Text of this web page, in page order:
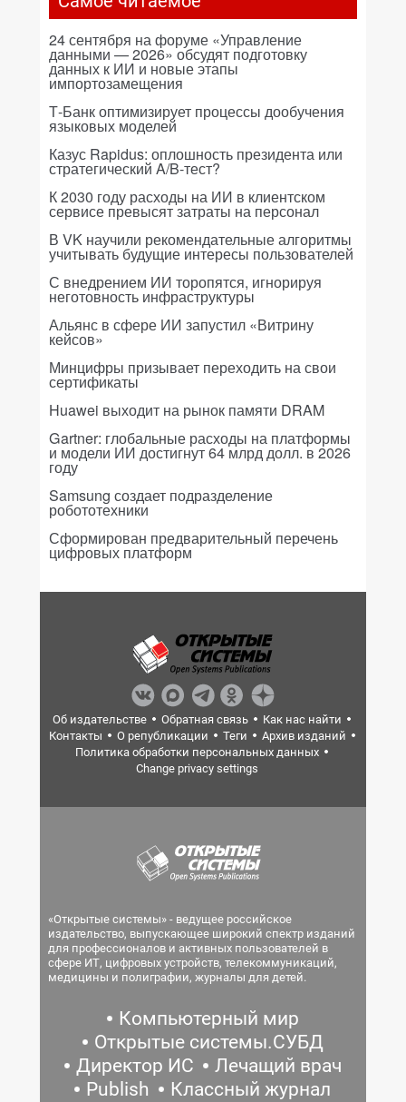
24 сентября на форуме «Управление
данными — 2026» обсудят подготовку
данных к ИИ и новые этапы
импортозамещения
Т-Банк оптимизирует процессы дообучения
языковых моделей
Казус Rapidus: оплошность президента или
стратегический A/B-тест?
К 2030 году расходы на ИИ в клиентском
сервисе превысят затраты на персонал
В VK научили рекомендательные алгоритмы
учитывать будущие интересы пользователей
С внедрением ИИ торопятся, игнорируя
неготовность инфраструктуры
Альянс в сфере ИИ запустил «Витрину
кейсов»
Минцифры призывает переходить на свои
сертификаты
Huawei выходит на рынок памяти DRAM
Gartner: глобальные расходы на платформы
и модели ИИ достигнут 64 млрд долл. в 2026
году
Samsung создает подразделение
робототехники
Сформирован предварительный перечень
цифровых платформ
Об издательстве Обратная связь
Как нас найти
Контакты
О републикации Теги
Архив изданий
Политика обработки персональных данных
Change privacy settings
«Открытые системы» - ведущее российское
издательство, выпускающее широкий спектр изданий
для профессионалов и активных пользователей в
сфере ИТ, цифровых устройств, телекоммуникаций,
медицины и полиграфии, журналы для детей.
Компьютерный мир
Открытые системы.СУБД
Директор ИС
Лечащий врач
Publish
Классный журнал